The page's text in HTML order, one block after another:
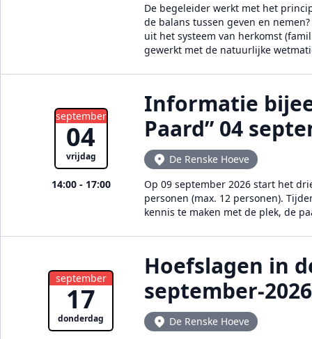
De begeleider werkt met het
de balans tussen geven en
uit het systeem van herkomst
gewerkt met de natuurlijke
september
04
vrijdag
14:00 - 17:00
Informatie
Paard” 04
De Renske Hoeve
Op 09 september 2026 start het
personen (max. 12 personen).
kennis te maken met de plek, de
september
17
donderdag
Hoefslagen in
september-2026
De Renske Hoeve